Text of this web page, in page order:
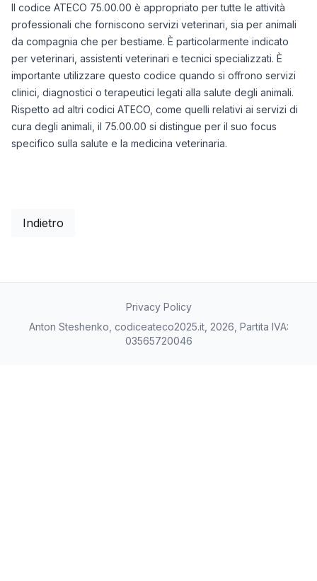
Il codice ATECO 75.00.00 è appropriato per tutte le attività
professionali che forniscono servizi veterinari, sia per animali
da compagnia che per bestiame. È particolarmente indicato
per veterinari, assistenti veterinari e tecnici specializzati. È
importante utilizzare questo codice quando si offrono servizi
clinici, diagnostici o terapeutici legati alla salute degli animali.
Rispetto ad altri codici ATECO, come quelli relativi ai servizi di
cura degli animali, il 75.00.00 si distingue per il suo focus
specifico sulla salute e la medicina veterinaria.
Indietro
Privacy Policy
Anton Steshenko, codiceateco2025.it, 2026, Partita IVA:
03565720046